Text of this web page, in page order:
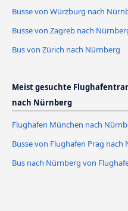
Busse von Würzburg nach
Busse von Zagreb nach
Bus von Zürich nach Nürnberg
Meist gesuchte
nach Nürnberg
Flughafen München nach
Busse von Flughafen Prag nach
Bus nach Nürnberg von